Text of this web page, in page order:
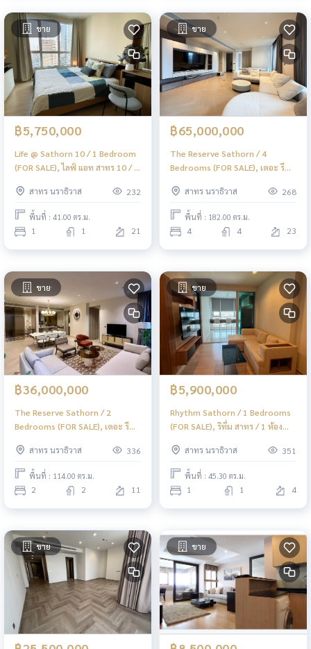
ขาย
฿5,750,000
Life @ Sathorn 10 / 1 Bedroom
(FOR SALE), ไลฟ์ แอท สาทร 10 / 1
สาทร นราธิวาส
232
พื้นที่ : 41.00 ตร.ม.
1 1 21
ขาย
฿65,000,000
The Reserve Sathorn / 4
Bedrooms (FOR SALE), เดอะ รี
PT013สาทร นราธิวาส 268
พื้นที่ : 182.00 ตร.ม.
4 4 23
ขาย
฿36,000,000
The Reserve Sathorn / 2
Bedrooms (FOR SALE), เดอะ รี
PT012สาทร นราธิวาส 336
พื้นที่ : 114.00 ตร.ม.
2 2 11
ขาย
฿5,900,000
Rhythm Sathorn / 1 Bedrooms
(FOR SALE), ริทึ่ม สาทร / 1 ห้อง
สาทร นราธิวาส
351
พื้นที่ : 45.30 ตร.ม.
1 1 4
ขาย ขาย